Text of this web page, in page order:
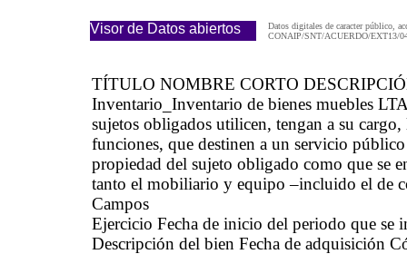
Visor de Datos abiertos
Datos digitales de caracter público,
CONAIP/SNT/ACUERDO/EXT13/
TÍTULO NOMBRE CORTO
Inventario_Inventario de bienes muebles
sujetos obligados utilicen, tengan a su
funciones, que destinen a un servicio
propiedad del sujeto obligado como que se
tanto el mobiliario y equipo –incluido el de
Campos
Ejercicio Fecha de inicio del periodo que se
Descripción del bien Fecha de adquisición